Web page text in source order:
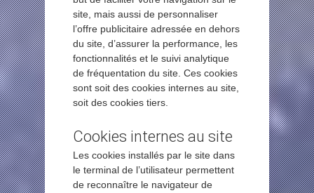
site, mais aussi de personnaliser
l’offre publicitaire adressée en dehors
du site, d’assurer la performance, les
fonctionnalités et le suivi analytique
de fréquentation du site. Ces cookies
sont soit des cookies internes au site,
soit des cookies tiers.
Cookies internes au site
Les cookies installés par le site dans
le terminal de l’utilisateur permettent
de reconnaître le navigateur de